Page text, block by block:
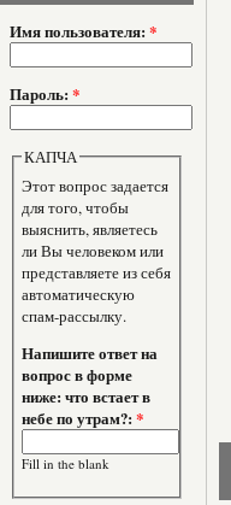
Имя пользователя: *
Пароль: *
КАПЧА
Этот вопрос задается
для того, чтобы
выяснить, являетесь
ли Вы человеком или
представляете из себя
автоматическую
спам-рассылку.
Напишите ответ на
вопрос в форме
ниже: что встает в
небе по утрам?:*
Fill in the blank